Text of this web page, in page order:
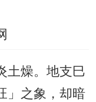
土燥。地支巳
」之象，却暗